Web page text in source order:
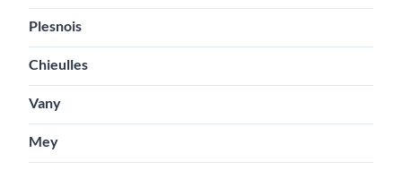
Plesnois
Chieulles
Vany
Mey